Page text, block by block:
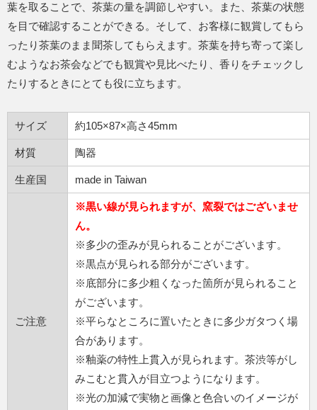
葉を取ることで、茶葉の量を調節しやすい。また、茶葉の状態
を目で確認することができる。そして、お客様に観賞してもら
ったり茶葉のまま聞茶してもらえます。茶葉を持ち寄って楽し
むようなお茶会などでも観賞や見比べたり、香りをチェックし
たりするときにとても役に立ちます。
サイズ 約105×87×高さ45mm
材質 陶器
生産国 made in Taiwan
ご注意
※黒い線が見られますが、窯裂ではございませ
ん。
※多少の歪みが見られることがございます。
※黒点が見られる部分がございます。
※底部分に多少粗くなった箇所が見られること
がございます。
※平らなところに置いたときに多少ガタつく場
合があります。
※釉薬の特性上貫入が見られます。茶渋等がし
みこむと貫入が目立つようになります。
※光の加減で実物と画像と色合いのイメージが